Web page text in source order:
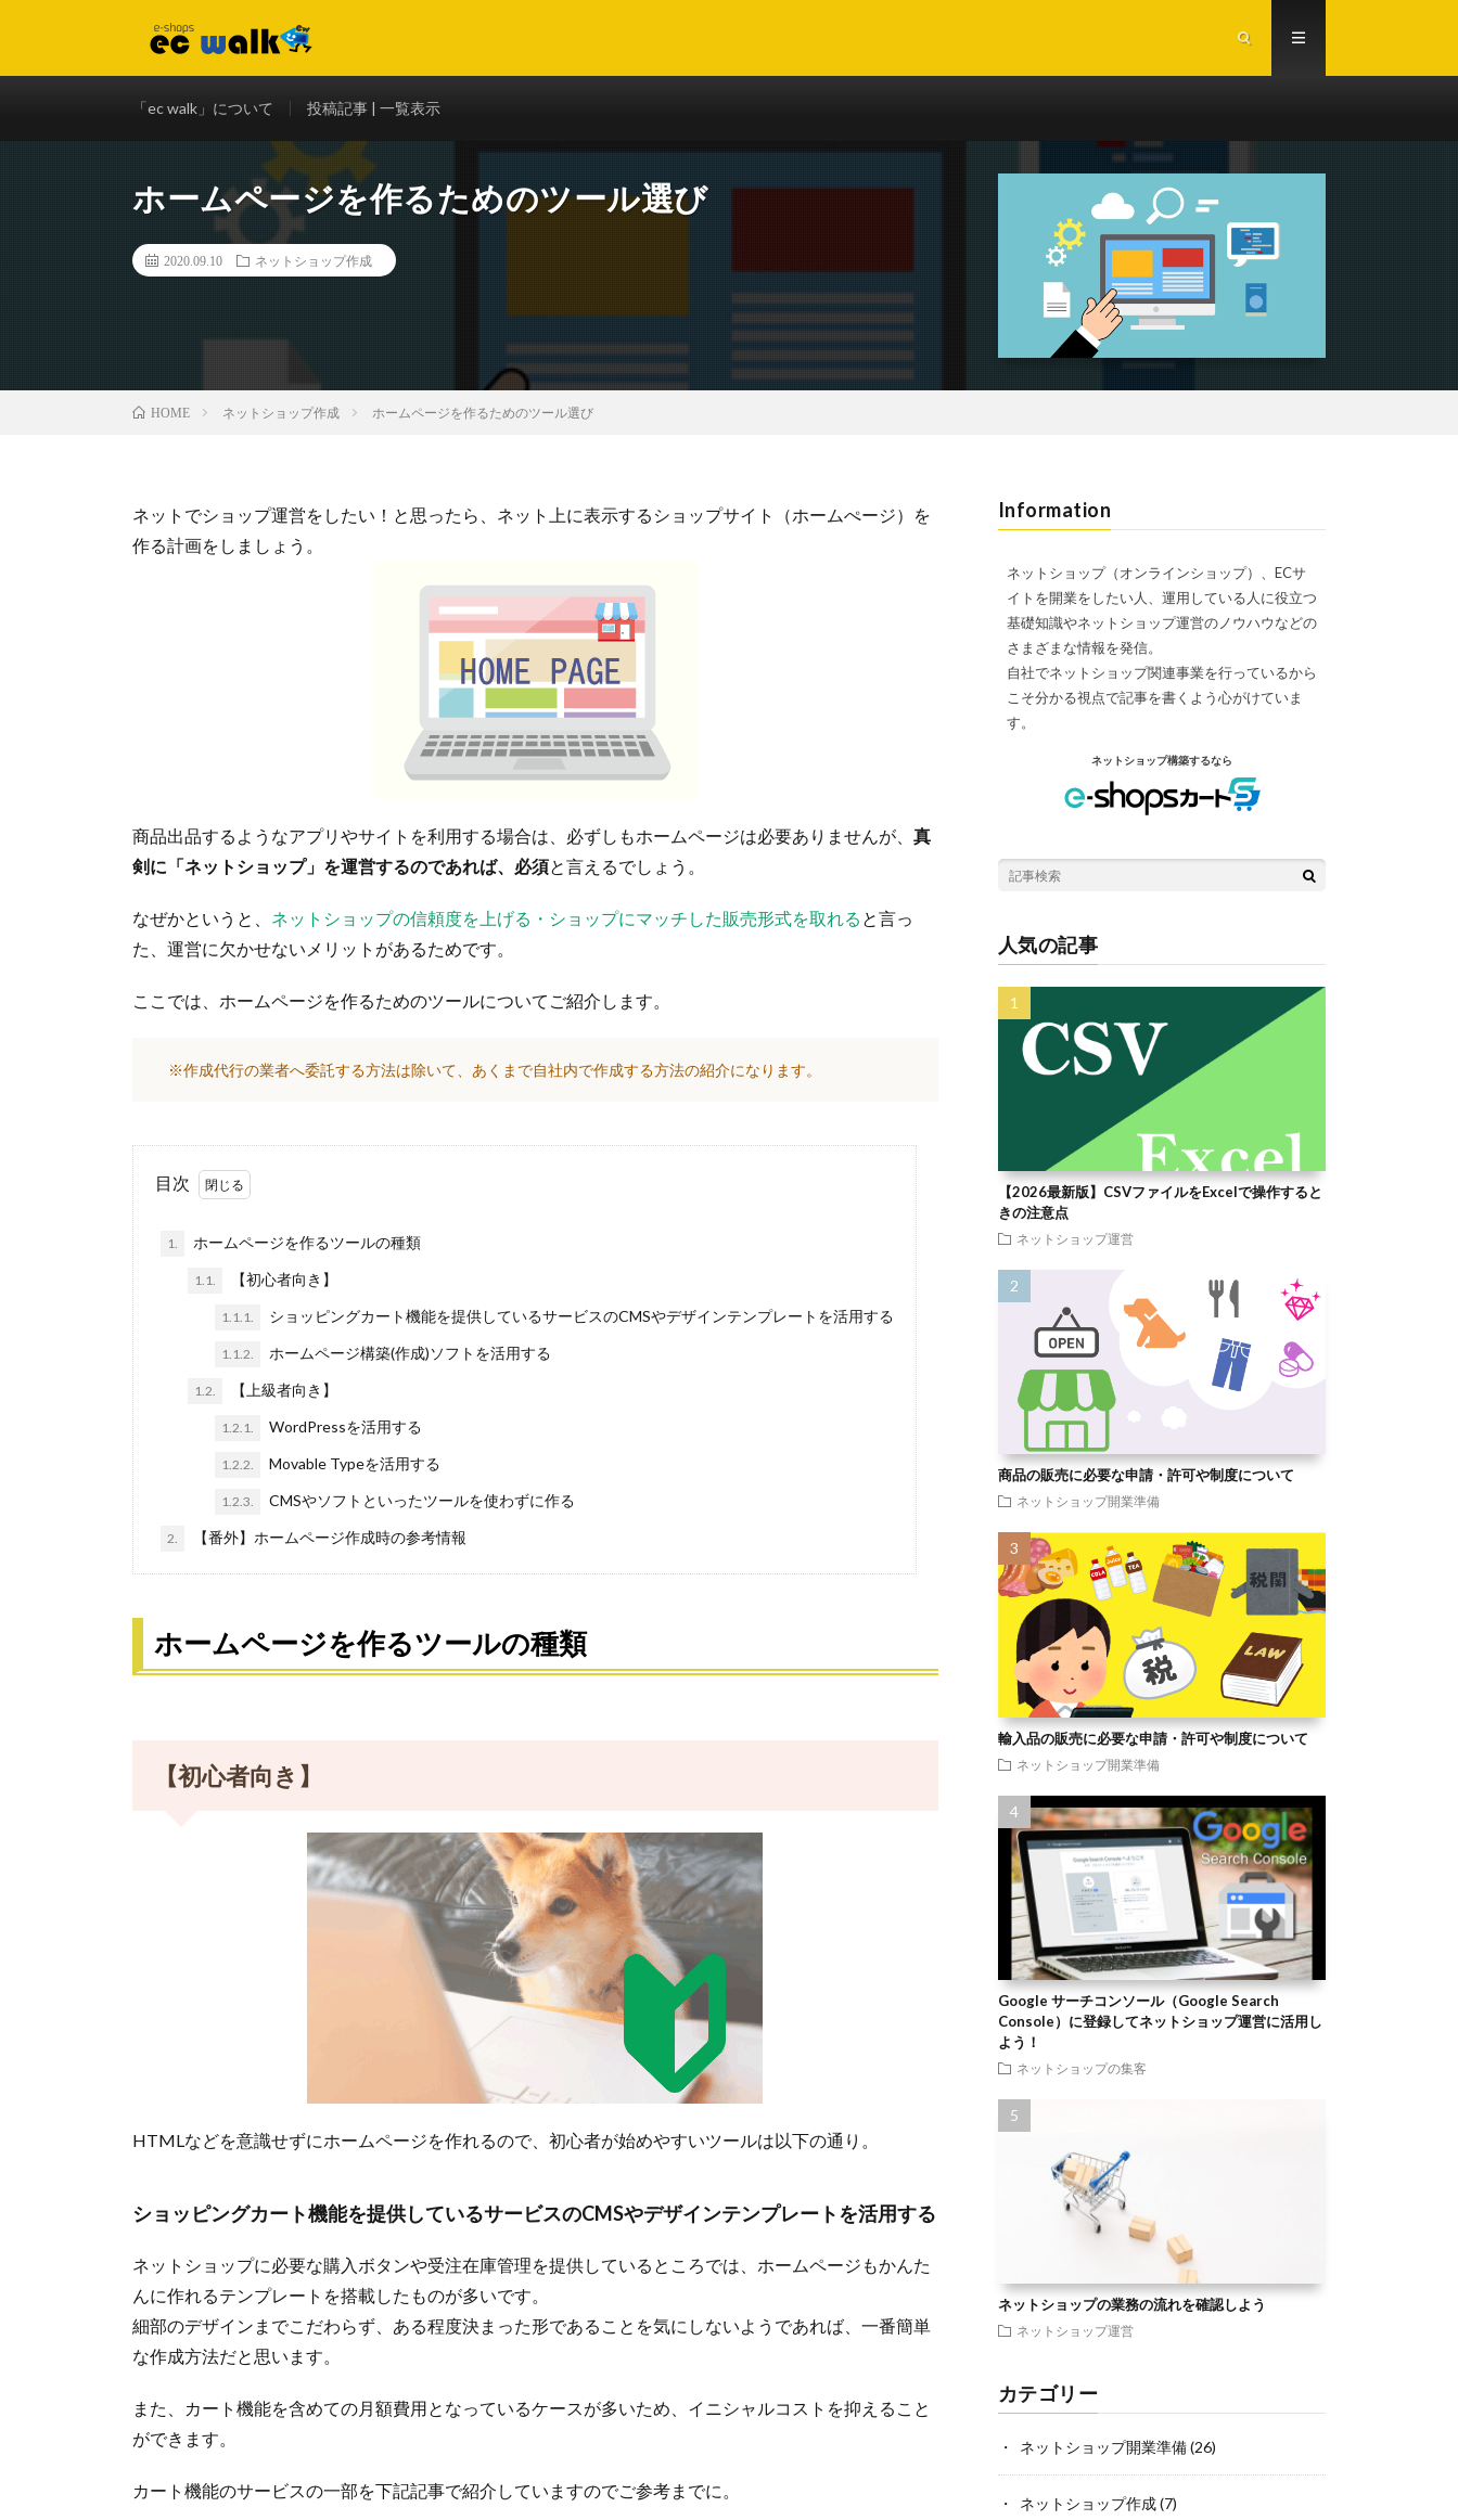
「ec walk」について 投稿記事 | 一覧表示
ホームページを作るためのツール選び
2020.09.10 ネットショップ作成
HOME ネットショップ作成 ホームページを作るためのツール選び
ネットでショップ運営をしたい！と思ったら、ネット上に表示するショップサイト（ホームぺージ）を
作る計画をしましょう。
商品出品するようなアプリやサイトを利用する場合は、必ずしもホームページは必要ありませんが、 真
剣に「ネットショップ」を運営するのであれば、必須と言えるでしょう。
なぜかというと、 ネットショップの信頼度を上げる・ショップにマッチした販売形式を取れる と言っ
た、運営に欠かせないメリットがあるためです。
ここでは、ホームページを作るためのツールについてご紹介します。
※作成代行の業者へ委託する方法は除いて、あくまで自社内で作成する方法の紹介になります。
目次
1. ホームページを作るツールの種類
1.1. 【初心者向き】
1.1.1. ショッピングカート機能を提供しているサービスのCMSやデザインテンプレートを活用する
1.1.2. ホームページ構築(作成)ソフトを活用する
1.2. 【上級者向き】
1.2.1. WordPressを活用する
1.2.2. Movable Typeを活用する
1.2.3. CMSやソフトといったツールを使わずに作る
2. 【番外】ホームページ作成時の参考情報
ホームページを作るツールの種類
【初心者向き】
HTMLなどを意識せずにホームページを作れるので、初心者が始めやすいツールは以下の通り。
ショッピングカート機能を提供しているサービスのCMSやデザインテンプレートを活用する
ネットショップに必要な購入ボタンや受注在庫管理を提供しているところでは、ホームページもかんた
んに作れるテンプレートを搭載したものが多いです。
細部のデザインまでこだわらず、ある程度決まった形であることを気にしないようであれば、一番簡単
な作成方法だと思います。
また、カート機能を含めての月額費用となっているケースが多いため、イニシャルコストを抑えること
ができます。
カート機能のサービスの一部を下記記事で紹介していますのでご参考までに。
Information
ネットショップ（オンラインショップ）、ECサ
イトを開業をしたい人、運用している人に役立つ
基礎知識やネットショップ運営のノウハウなどの
さまざまな情報を発信。
自社でネットショップ関連事業を行っているから
こそ分かる視点で記事を書くよう心がけていま
す。
ネットショップ構築するなら
人気の記事
【2026最新版】CSVファイルをExcelで操作すると
きの注意点
ネットショップ運営
商品の販売に必要な申請・許可や制度について
ネットショップ開業準備
輸入品の販売に必要な申請・許可や制度について
ネットショップ開業準備
Google サーチコンソール（Google Search
Console）に登録してネットショップ運営に活用し
よう！
ネットショップの集客
ネットショップの業務の流れを確認しよう
ネットショップ運営
カテゴリー
ネットショップ開業準備(26)
ネットショップ作成(7)